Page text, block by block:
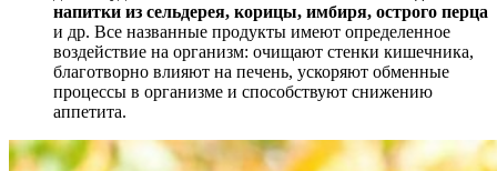
напитки из сельдерея, корицы, имбиря, острого перца
и др. Все названные продукты имеют определенное
воздействие на организм: очищают стенки кишечника,
благотворно влияют на печень, ускоряют обменные
процессы в организме и способствуют снижению
аппетита.